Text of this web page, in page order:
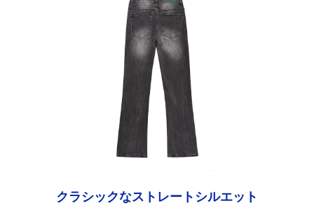
クラシックなストレートシルエット